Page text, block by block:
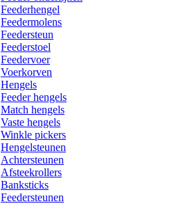
Feederhengel
Feedermolens
Feedersteun
Feederstoel
Feedervoer
Voerkorven
Hengels
Feeder hengels
Match hengels
Vaste hengels
Winkle pickers
Hengelsteunen
Achtersteunen
Afsteekrollers
Banksticks
Feedersteunen